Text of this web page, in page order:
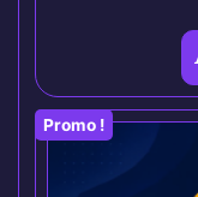
Promo !